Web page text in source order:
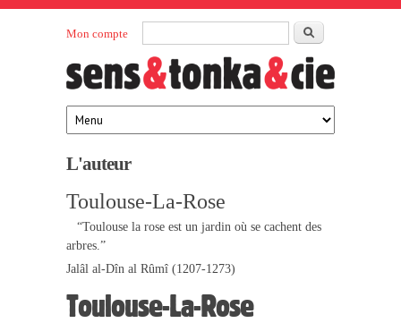
Rechercher
Mon compte
Sens et
Tonka
éditeurs
maison
d’édition
française
L'auteur
Toulouse-La-Rose
“Toulouse la rose est un jardin où se cachent des
arbres.”
Jalâl al-Dîn al Rûmî (1207-1273)
Toulouse-La-Rose